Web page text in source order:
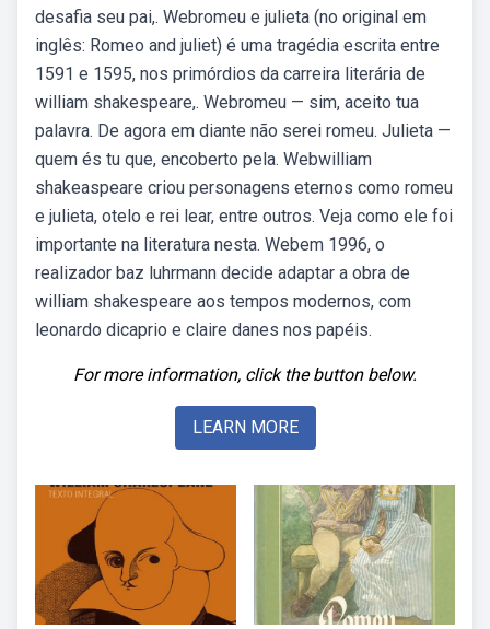
desafia seu pai,. Webromeu e julieta (no original em
inglês: Romeo and juliet) é uma tragédia escrita entre
1591 e 1595, nos primórdios da carreira literária de
william shakespeare,. Webromeu — sim, aceito tua
palavra. De agora em diante não serei romeu. Julieta —
quem és tu que, encoberto pela. Webwilliam
shakeaspeare criou personagens eternos como romeu
e julieta, otelo e rei lear, entre outros. Veja como ele foi
importante na literatura nesta. Webem 1996, o
realizador baz luhrmann decide adaptar a obra de
william shakespeare aos tempos modernos, com
leonardo dicaprio e claire danes nos papéis.
For more information, click the button below.
LEARN MORE